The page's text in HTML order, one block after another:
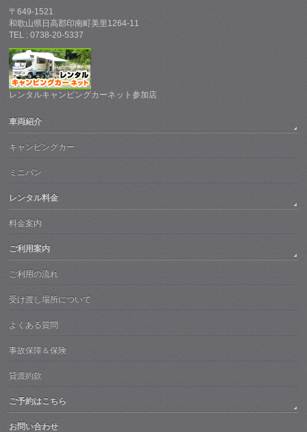
〒649-1521
和歌山県日高郡印南町美里1264-11
TEL : 0738-20-5337
レンタルキャンピングカーネット参加店
車両紹介
キャンピングカー
ミニバン
レンタル料金
料金案内
ご利用案内
ご利用の流れ
受け渡し場所について
よくある質問
事故保障＆保険
貸渡約款
ご予約はこちら
お問い合わせ